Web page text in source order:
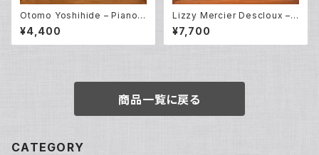
Otomo Yoshihide – Piano S
olo (LP)
¥4,400
Lizzy Mercier Descloux –
Press Color (LP)
¥7,700
商品一覧に戻る
CATEGORY